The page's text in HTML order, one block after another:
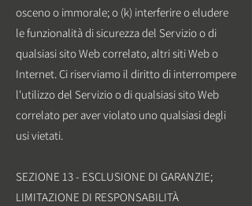
osceno o immorale; o (k) interferire o eludere
le funzionalità di sicurezza del Servizio o di
qualsiasi sito Web correlato, altri siti Web o
Internet. Ci riserviamo il diritto di interrompere
l'utilizzo del Servizio o di qualsiasi sito Web
correlato per aver violato uno qualsiasi degli
usi vietati.
SEZIONE 13 - ESCLUSIONE DI GARANZIE;
LIMITAZIONE DI RESPONSABILITÀ